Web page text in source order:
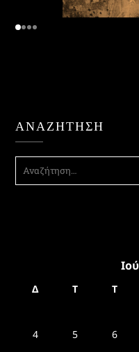
ΑΝΑΖΉΤΗΣΗ
ΑΝΑΖΉΤΗΣΗ
ΓΙΑ:
Δ Τ Τ
4
5 6